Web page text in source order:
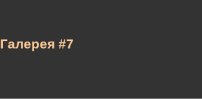
Галерея #7